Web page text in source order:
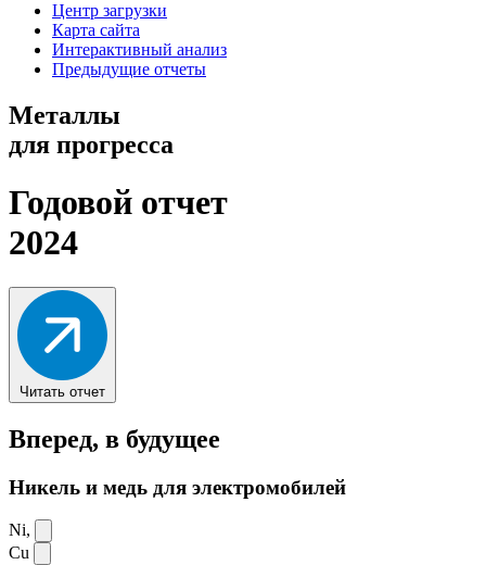
Центр загрузки
Карта сайта
Интерактивный анализ
Предыдущие отчеты
Металлы
для прогресса
Годовой отчет
2024
Читать отчет
Вперед, в будущее
Никель и медь для электромобилей
Ni,
Cu